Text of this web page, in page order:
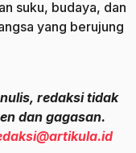
suku, budaya, dan
yang berujung
redaksi tidak
dan gagasan.